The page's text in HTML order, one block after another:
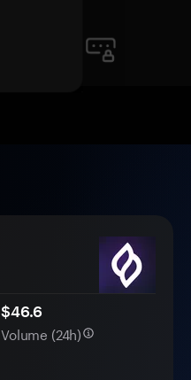
$46.6
Volume (24h)